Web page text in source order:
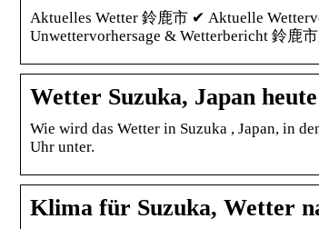
Aktuelles Wetter 鈴鹿市 ✔ Aktuelle
Unwettervorhersage & Wetterbericht 鈴鹿
Wetter Suzuka, Japan
Wie wird das Wetter in Suzuka , Japan, in
Uhr unter.
Klima für Suzuka, Wetter